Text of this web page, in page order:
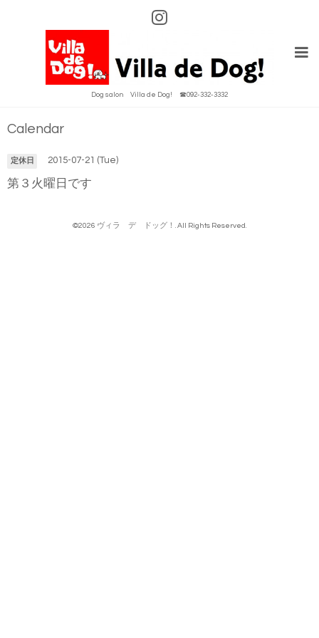
Dog salon Villa de Dog! ☎092-332-3332
Calendar
定休日 2015-07-21 (Tue)
第３火曜日です
©2026 ヴィラ デ ドッグ！ . All Rights Reserved.